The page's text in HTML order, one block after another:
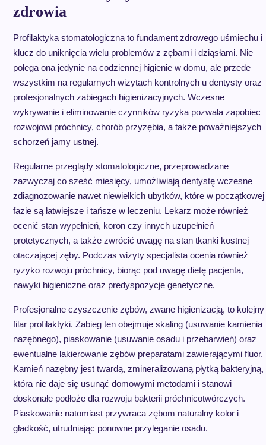
zdrowia
Profilaktyka stomatologiczna to fundament zdrowego uśmiechu i
klucz do uniknięcia wielu problemów z zębami i dziąsłami. Nie
polega ona jedynie na codziennej higienie w domu, ale przede
wszystkim na regularnych wizytach kontrolnych u dentysty oraz
profesjonalnych zabiegach higienizacyjnych. Wczesne
wykrywanie i eliminowanie czynników ryzyka pozwala zapobiec
rozwojowi próchnicy, chorób przyzębia, a także poważniejszych
schorzeń jamy ustnej.
Regularne przeglądy stomatologiczne, przeprowadzane
zazwyczaj co sześć miesięcy, umożliwiają dentystę wczesne
zdiagnozowanie nawet niewielkich ubytków, które w początkowej
fazie są łatwiejsze i tańsze w leczeniu. Lekarz może również
ocenić stan wypełnień, koron czy innych uzupełnień
protetycznych, a także zwrócić uwagę na stan tkanki kostnej
otaczającej zęby. Podczas wizyty specjalista ocenia również
ryzyko rozwoju próchnicy, biorąc pod uwagę dietę pacjenta,
nawyki higieniczne oraz predyspozycje genetyczne.
Profesjonalne czyszczenie zębów, zwane higienizacją, to kolejny
filar profilaktyki. Zabieg ten obejmuje skaling (usuwanie kamienia
nazębnego), piaskowanie (usuwanie osadu i przebarwień) oraz
ewentualne lakierowanie zębów preparatami zawierającymi fluor.
Kamień nazębny jest twardą, zmineralizowaną płytką bakteryjną,
która nie daje się usunąć domowymi metodami i stanowi
doskonałe podłoże dla rozwoju bakterii próchnicotwórczych.
Piaskowanie natomiast przywraca zębom naturalny kolor i
gładkość, utrudniając ponowne przyleganie osadu.